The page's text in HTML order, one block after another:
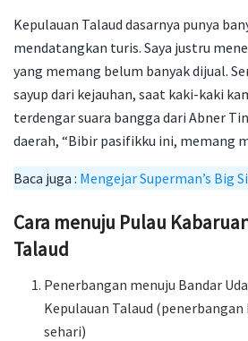
Kepulauan Talaud dasarnya punya
mendatangkan turis. Saya justru
yang memang belum banyak dijual.
sayup dari kejauhan, saat kaki-kaki
terdengar suara bangga dari Abner
daerah, “Bibir pasifikku ini, memang
Baca juga : Mengejar Superman’s Big
Cara menuju Pulau
Talaud
Penerbangan menuju Bandar
Kepulauan Talaud (penerbangan
sehari)